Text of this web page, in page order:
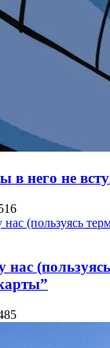
в него не
нас